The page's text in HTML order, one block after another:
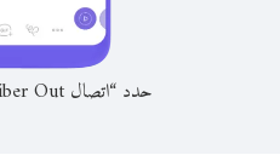
حدد “اتصال Viber Out” من عنوان المحادثة